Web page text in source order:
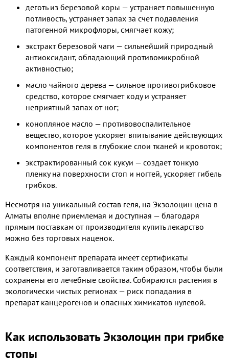
деготь из березовой коры — устраняет повышенную
потливость, устраняет запах за счет подавления
патогенной микрофлоры, смягчает кожу;
экстракт березовой чаги — сильнейший природный
антиоксидант, обладающий противомикробной
активностью;
масло чайного дерева — сильное противогрибковое
средство, которое смягчает коду и устраняет
неприятный запах от ног;
конопляное масло — противовоспалительное
вещество, которое ускоряет впитывание действующих
компонентов геля в глубокие слои тканей и кровоток;
экстрактированный сок кукуи — создает тонкую
пленку на поверхности стоп и ногтей, ускоряет гибель
грибков.
Несмотря на уникальный состав геля, на Экзолоцин цена в
Алматы вполне приемлемая и доступная — благодаря
прямым поставкам от производителя купить лекарство
можно без торговых наценок.
Каждый компонент препарата имеет сертификаты
соответствия, и заготавливается таким образом, чтобы были
сохранены его лечебные свойства. Собираются растения в
экологически чистых регионах — риск попадания в
препарат канцерогенов и опасных химикатов нулевой.
Как использовать Экзолоцин при грибке
стопы